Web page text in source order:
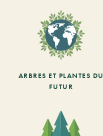
ARBRES ET PLANTES DU
FUTUR